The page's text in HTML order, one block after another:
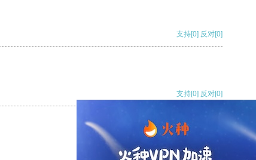
支持[0] 反对[0]
支持[0] 反对[0]
支持[0] 反对